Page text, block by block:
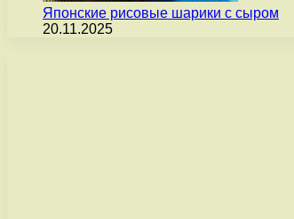
Японские рисовые шарики с сыром
20.11.2025